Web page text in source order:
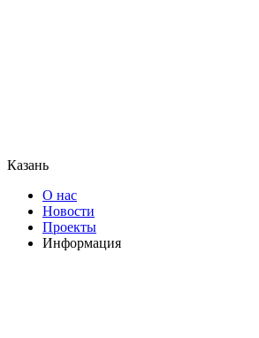
Казань
О нас
Новости
Проекты
Информация